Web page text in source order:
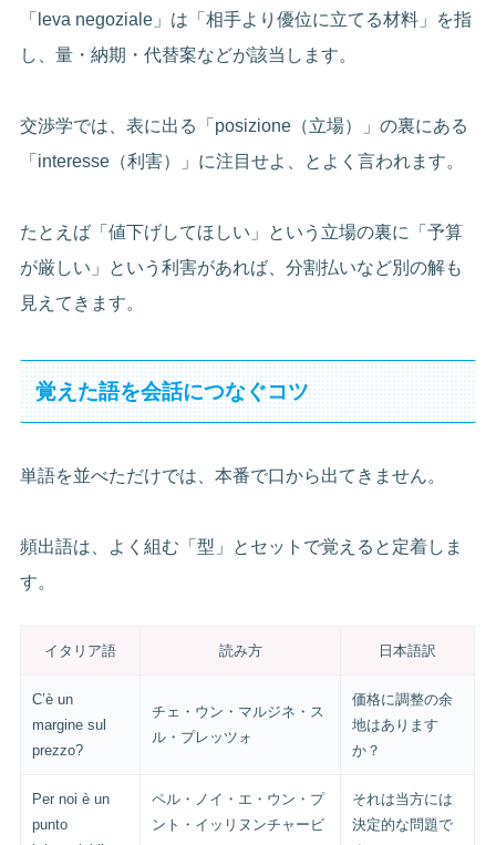
「leva negoziale」は「相手より優位に立てる材料」を指
し、量・納期・代替案などが該当します。
交渉学では、表に出る「posizione（立場）」の裏にある
「interesse（利害）」に注目せよ、とよく言われます。
たとえば「値下げしてほしい」という立場の裏に「予算
が厳しい」という利害があれば、分割払いなど別の解も
見えてきます。
覚えた語を会話につなぐコツ
単語を並べただけでは、本番で口から出てきません。
頻出語は、よく組む「型」とセットで覚えると定着しま
す。
イタリア語 読み方 日本語訳
C’è un
margine sul
prezzo?
チェ・ウン・マルジネ・ス
ル・プレッツォ
価格に調整の余
地はあります
か？
Per noi è un
punto
ペル・ノイ・エ・ウン・プ
ント・イッリヌンチャービ
それは当方には
決定的な問題で